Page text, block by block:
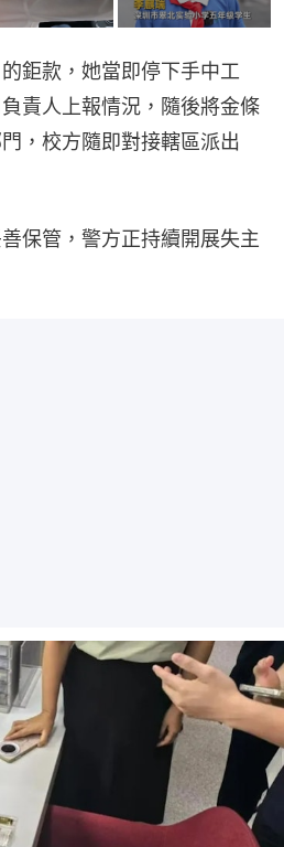
鉅款，她當即停下手中工
責人上報情況，隨後將金條
，校方隨即對接轄區派出
保管，警方正持續開展失主